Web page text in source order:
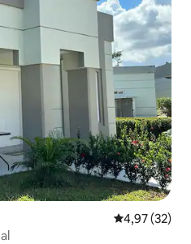
4,97 de uma
4,97 (32)